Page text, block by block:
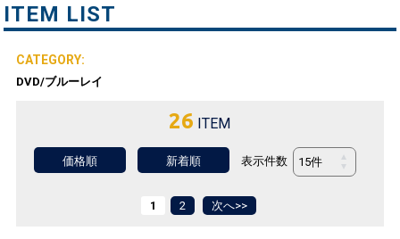
ITEM LIST
DVD/ブルーレイ
26 ITEM
価格順 新着順 表示件数
1 2 次へ>>